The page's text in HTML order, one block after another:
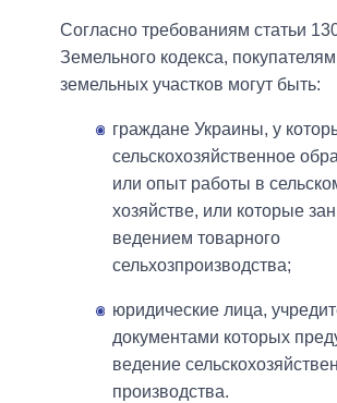
Согласно требованиям статьи
Земельного кодекса,
земельных участков могут быть:
граждане Украины, у
сельскохозяйственное
или опыт работы в
хозяйстве, или которые
ведением товарного
сельхозпроизводства;
юридические лица,
документами которых
ведение
производства.